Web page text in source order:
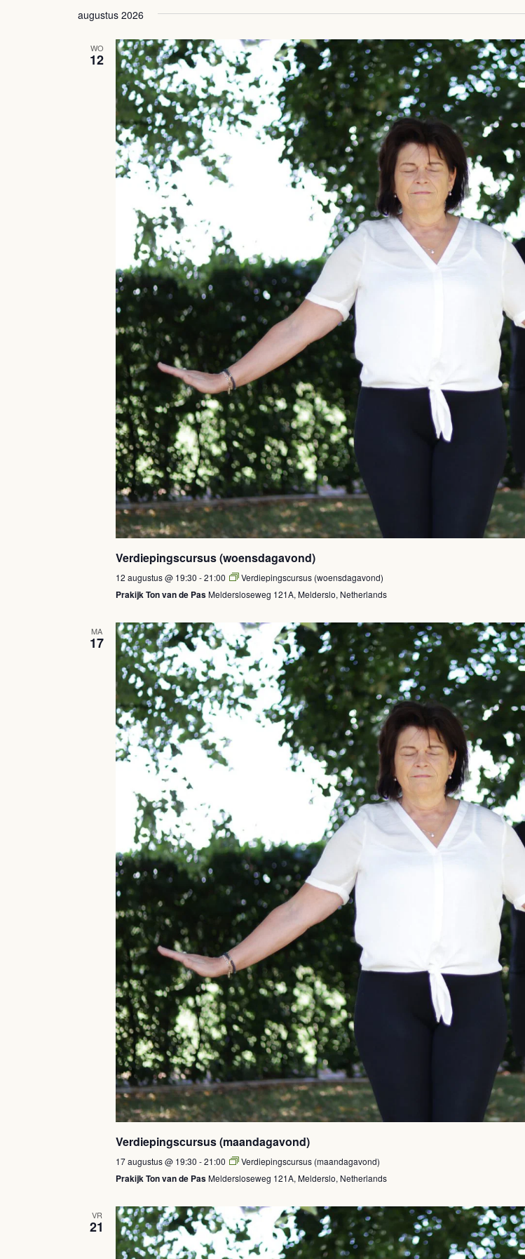
datum.
augustus 2026
WO
12
Verdiepingscursus (woensdagavond)
12 augustus @ 19:30 -21:00 Verdiepingscursus (woensdagavond)
Prakijk Ton van de PasMeldersloseweg 121A, Melderslo, Netherlands
MA
17
Verdiepingscursus (maandagavond)
17 augustus @ 19:30 -21:00 Verdiepingscursus (maandagavond)
Prakijk Ton van de PasMeldersloseweg 121A, Melderslo, Netherlands
VR
21